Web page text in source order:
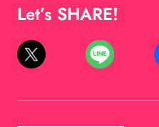
Let’s SHARE!